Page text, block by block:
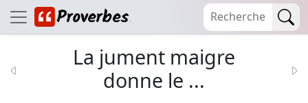
La jument maigre
donne le ...